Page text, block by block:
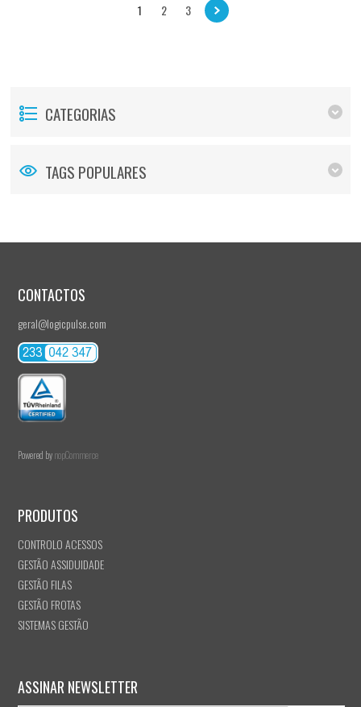
1 2 3
CATEGORIAS
TAGS POPULARES
CONTACTOS
geral@logicpulse.com
Powered bynopCommerce
PRODUTOS
CONTROLO ACESSOS
GESTÃO ASSIDUIDADE
GESTÃO FILAS
GESTÃO FROTAS
SISTEMAS GESTÃO
ASSINAR NEWSLETTER